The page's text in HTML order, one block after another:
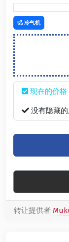
现在的价格
没有隐藏
冷气机
转让提供者